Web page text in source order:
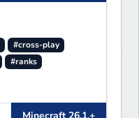
#cross-play
#ranks